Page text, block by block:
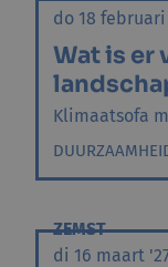
do 18 februari
Wat is er
Klimaatsofa
ZEMST
di 16 maart